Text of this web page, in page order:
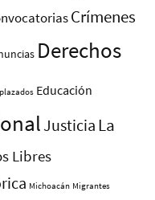
Crímenes
Derechos
Educación
Justicia La
Libres
Michoacán Migrantes